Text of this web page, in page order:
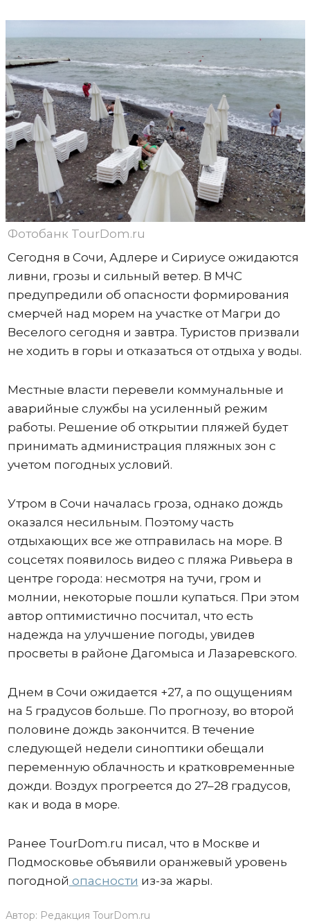
Фотобанк TourDom.ru
Сегодня в Сочи, Адлере и Сириусе ожидаются
ливни, грозы и сильный ветер. В МЧС
предупредили об опасности формирования
смерчей над морем на участке от Магри до
Веселого сегодня и завтра. Туристов призвали
не ходить в горы и отказаться от отдыха у воды.
Местные власти перевели коммунальные и
аварийные службы на усиленный режим
работы. Решение об открытии пляжей будет
принимать администрация пляжных зон с
учетом погодных условий.
Утром в Сочи началась гроза, однако дождь
оказался несильным. Поэтому часть
отдыхающих все же отправилась на море. В
соцсетях появилось видео с пляжа Ривьера в
центре города: несмотря на тучи, гром и
молнии, некоторые пошли купаться. При этом
автор оптимистично посчитал, что есть
надежда на улучшение погоды, увидев
просветы в районе Дагомыса и Лазаревского.
Днем в Сочи ожидается +27, а по ощущениям
на 5 градусов больше. По прогнозу, во второй
половине дождь закончится. В течение
следующей недели синоптики обещали
переменную облачность и кратковременные
дожди. Воздух прогреется до 27–28 градусов,
как и вода в море.
Ранее TourDom.ru писал, что в Москве и
Подмосковье объявили оранжевый уровень
погодной опасности из-за жары.
Автор: Редакция TourDom.ru